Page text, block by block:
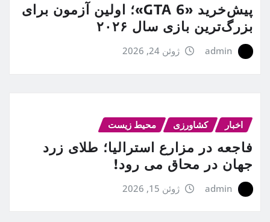
پیش‌خرید «GTA 6»؛ اولین آزمون برای
بزرگ‌ترین بازی سال ۲۰۲۶
admin ژوئن 24, 2026
اخبار کشاورزی محیط زیست
فاجعه در مزارع استرالیا؛ طلای زرد
جهان در محاق می رود!
admin ژوئن 15, 2026